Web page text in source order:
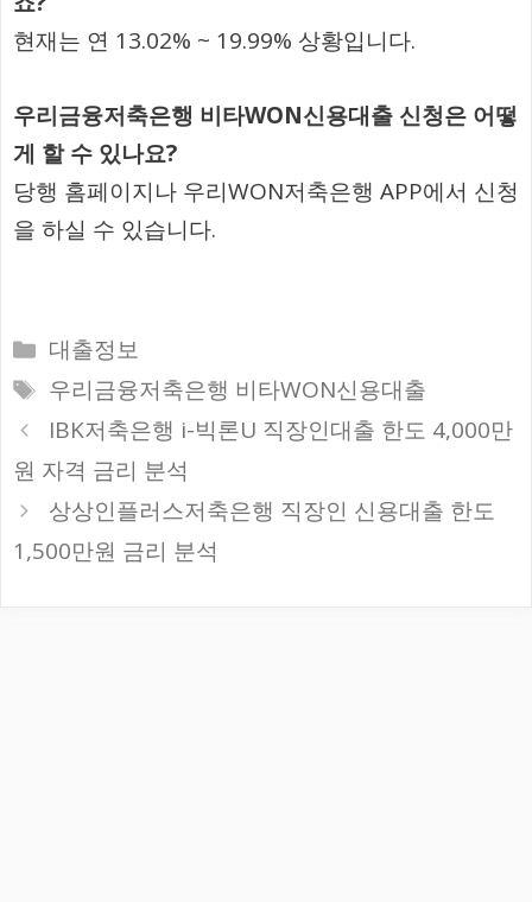
현재는 연 13.02% ~ 19.99% 상황입니다.
우리금융저축은행 비타WON신용대출 신청은 어떻
게 할 수 있나요?
당행 홈페이지나 우리WON저축은행 APP에서 신청
을 하실 수 있습니다.
카
테
고
리
대출정보
태
그
우리금융저축은행 비타WON신용대출
IBK저축은행 i-빅론U 직장인대출 한도 4,000만
원 자격 금리 분석
상상인플러스저축은행 직장인 신용대출 한도
1,500만원 금리 분석